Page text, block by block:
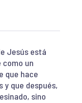
Jesús está
como un
que hace
que después,
sino